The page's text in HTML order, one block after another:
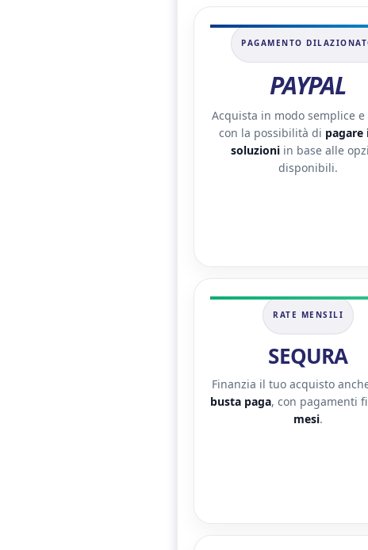
PAGAMENTO
PAYPAL
Acquista in modo semplice e
con la possibilità di pagare
soluzioniin base alle
disponibili.
RATE MENSILI
SEQURA
Finanzia il tuo acquisto
busta paga, con pagamenti
mesi.